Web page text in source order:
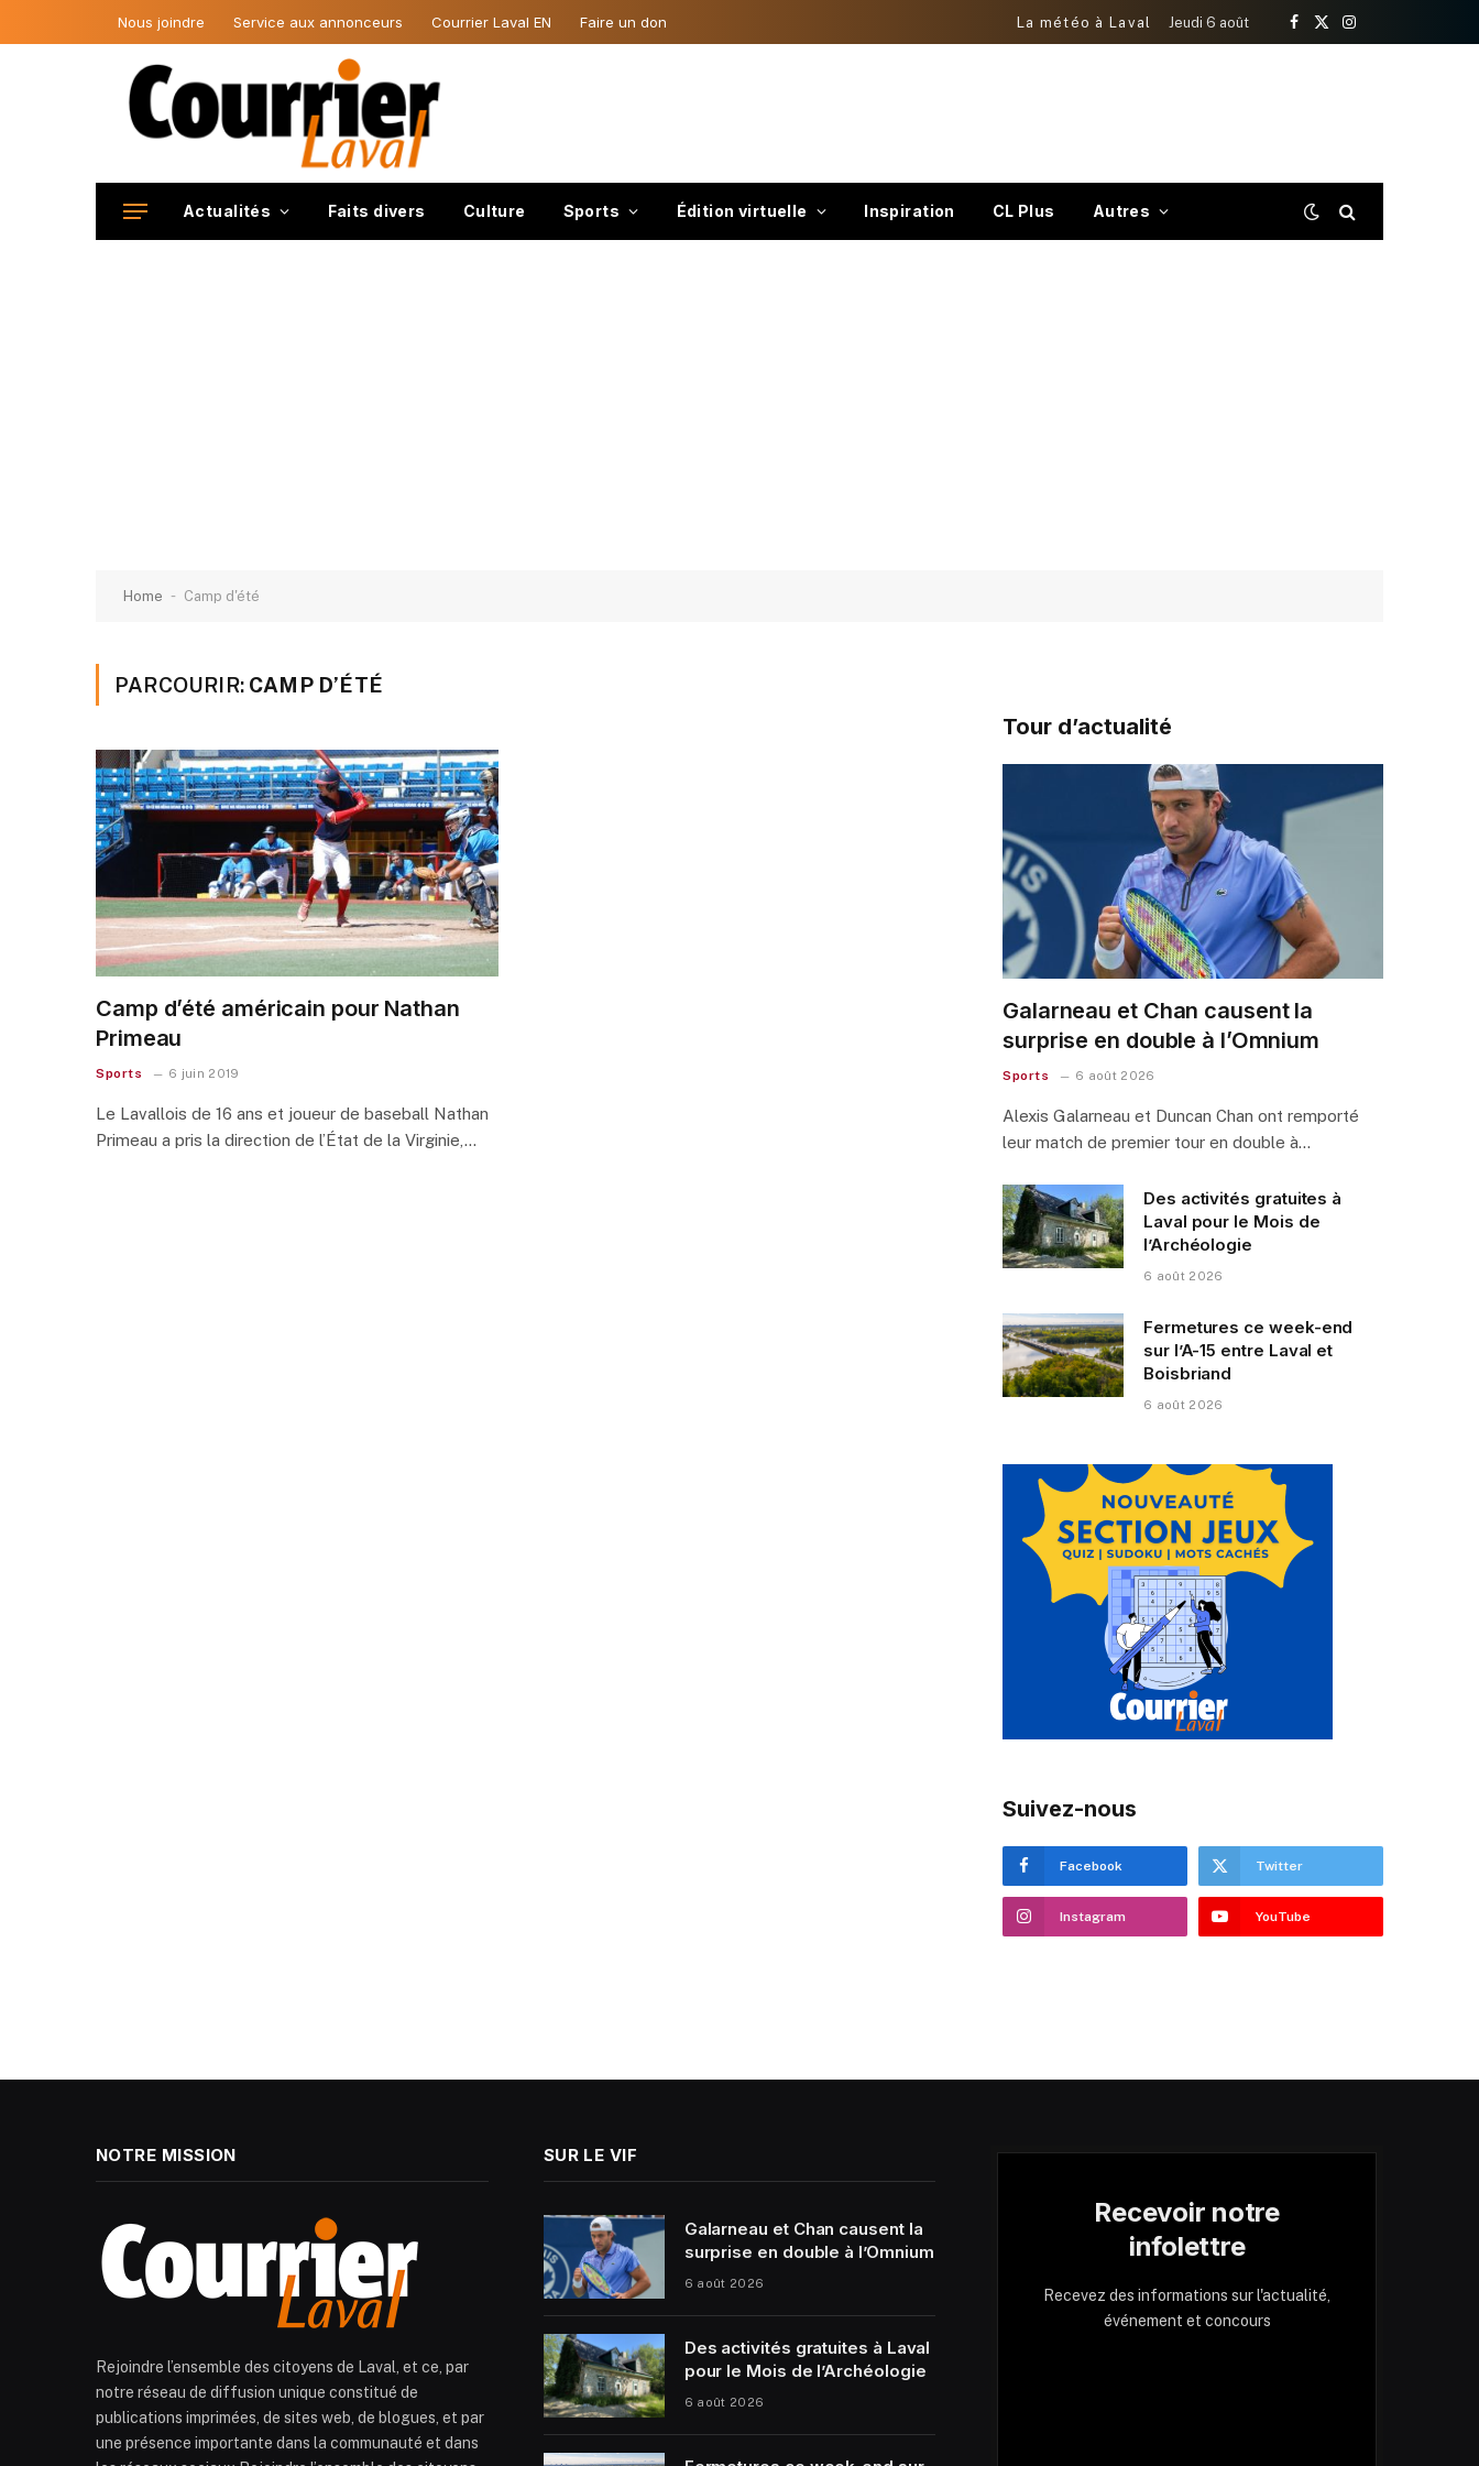
Nous joindre Service aux annonceurs Courrier Laval EN Faire un don La météo à Laval Jeudi 6 août
Facebook
X
Instagram
Actualités Faits divers Culture Sports Édition virtuelle Inspiration CL Plus Autres
Home - Camp d'été
PARCOURIR: CAMP D’ÉTÉ
Camp d’été américain pour Nathan
Primeau
Sports 6 juin 2019
Le Lavallois de 16 ans et joueur de baseball Nathan
Primeau a pris la direction de l’État de la Virginie,…
Tour d’actualité
Galarneau et Chan causent la
surprise en double à l’Omnium
Sports 6 août 2026
Alexis Galarneau et Duncan Chan ont remporté
leur match de premier tour en double à…
Des activités gratuites à
Laval pour le Mois de
l’Archéologie
6 août 2026
Fermetures ce week-end
sur l’A-15 entre Laval et
Boisbriand
6 août 2026
Suivez-nous
Facebook Twitter
Instagram YouTube
NOTRE MISSION
Rejoindre l’ensemble des citoyens de Laval, et ce, par
notre réseau de diffusion unique constitué de
publications imprimées, de sites web, de blogues, et par
une présence importante dans la communauté et dans
SUR LE VIF
Galarneau et Chan causent la
surprise en double à l’Omnium
6 août 2026
Des activités gratuites à Laval
pour le Mois de l’Archéologie
6 août 2026
Recevoir notre
infolettre
Recevez des informations sur l'actualité,
événement et concours